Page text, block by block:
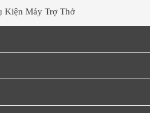
Kiện Máy Trợ Thở